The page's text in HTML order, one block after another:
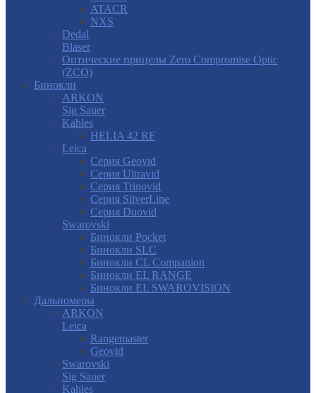
ATACR
NXS
Dedal
Blaser
Оптические прицелы Zero Compromise Optic
(ZCO)
Бинокли
ARKON
Sig Sauer
Kahles
HELIA 42 RF
Leica
Серия Geovid
Серия Ultravid
Серия Trinovid
Серия SilverLine
Серия Duovid
Swarovski
Бинокли Pocket
Бинокли SLC
Бинокли CL Companion
Бинокли EL RANGE
Бинокли EL SWAROVISION
Дальномеры
ARKON
Leica
Rangemaster
Geovid
Swarovski
Sig Sauer
Kahles